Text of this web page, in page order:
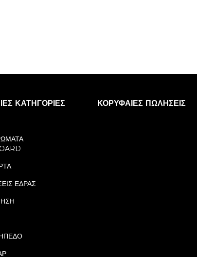
ΚΑΤΗΓΟΡΊΕΣ
ΕΔΡΑΣ
ΚΟΡΥΦΑΊΕΣ ΠΩΛΉΣΕΙΣ